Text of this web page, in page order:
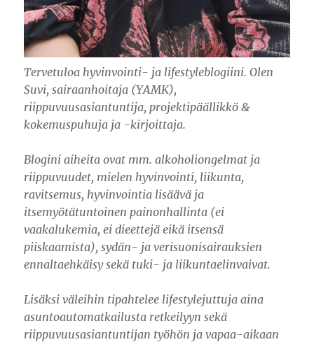
Tervetuloa hyvinvointi- ja lifestyleblogiini. Olen
Suvi, sairaanhoitaja (YAMK),
riippuvuusasiantuntija, projektipäällikkö &
kokemuspuhuja ja -kirjoittaja.
Blogini aiheita ovat mm. alkoholiongelmat ja
riippuvuudet, mielen hyvinvointi, liikunta,
ravitsemus, hyvinvointia lisäävä ja
itsemyötätuntoinen painonhallinta (ei
vaakalukemia, ei dieettejä eikä itsensä
piiskaamista), sydän- ja verisuonisairauksien
ennaltaehkäisy sekä tuki- ja liikuntaelinvaivat.
Lisäksi väleihin tipahtelee lifestylejuttuja aina
asuntoautomatkailusta retkeilyyn sekä
riippuvuusasiantuntijan työhön ja vapaa-aikaan